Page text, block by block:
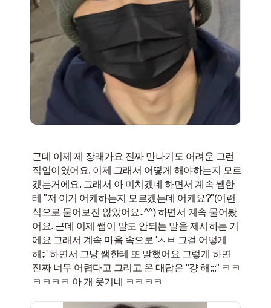
근데 이제 제 장래가요 진짜 만나기도 어려운 그런
직업이였어요. 이제 그래서 어떻게 해야하는지 모르
겠는거에요. 그래서 아 미치겠네 하면서 계속 쌤한
테 "저 이거 어케하는지 모르겠는데 어케요?"(이런
식으로 물어보진 않았어요..^^) 하면서 계속 물어봤
어요. 근데 이제 쌤이 말도 안되는 말을 제시하는 거
에요 그래서 계속 마음 속으로 'ㅅㅂ 그걸 어떻게
해;;' 하면서 그냥 쌤한테 또 말했어요 그렇게 하면
진짜 너무 어렵다고 그리고 온 대답은 "걍 해;;;" ㅋㅋ